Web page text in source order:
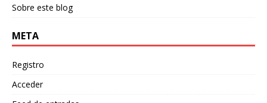
Sobre este blog
META
Registro
Acceder